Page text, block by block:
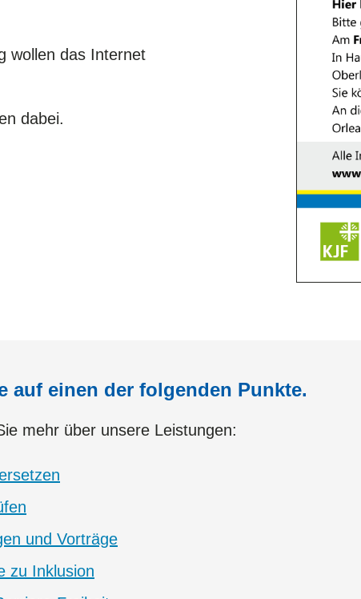
wollen das Internet
dabei.
auf einen der folgenden Punkte.
mehr über unsere Leistungen:
und Vorträge
zu Inklusion